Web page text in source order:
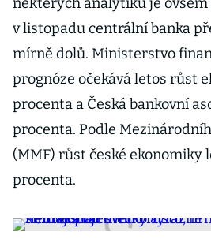
v listopadu centrální banka
mírně dolů. Ministerstvo
prognóze očekává letos růst
procenta a Česká bankovní
procenta. Podle
(MMF) růst české ekonomiky
procenta.